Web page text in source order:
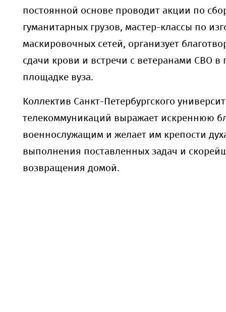
постоянной основе проводит акции по
гуманитарных грузов, мастер-классы по
маскировочных сетей, организует
сдачи крови и встречи с ветеранами СВО в
площадке вуза.
Коллектив Санкт-Петербургского
телекоммуникаций выражает искреннюю
военнослужащим и желает им крепости
выполнения поставленных задач и
возвращения домой.